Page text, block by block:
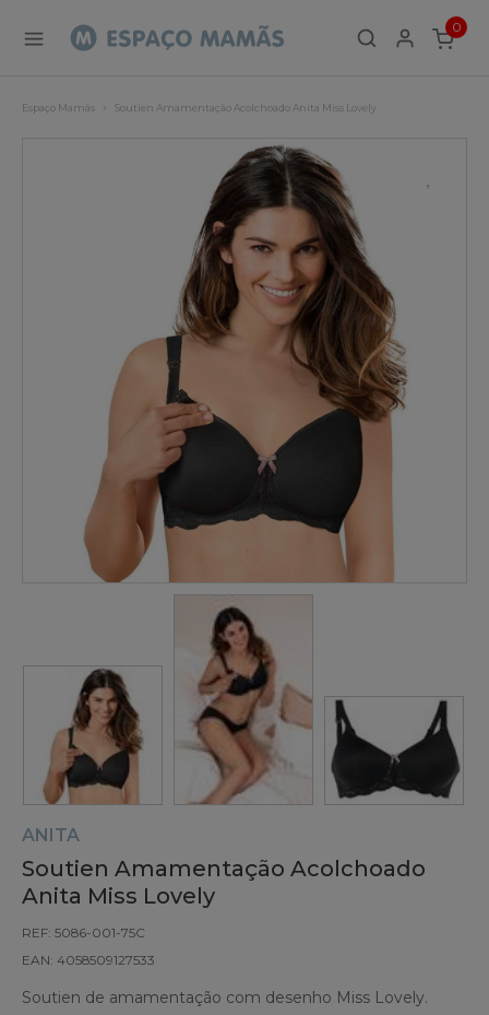
0
ITEMS
Espaço Mamãs Soutien Amamentação Acolchoado Anita Miss Lovely
ANITA
Soutien Amamentação Acolchoado
Anita Miss Lovely
REF: 5086-001-75C
EAN: 4058509127533
Soutien de amamentação com desenho Miss Lovely.